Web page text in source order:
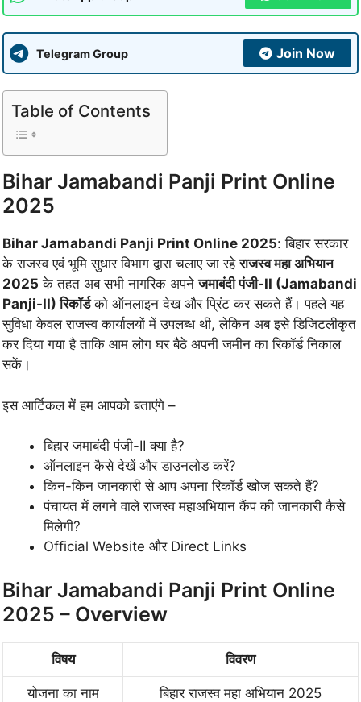
Telegram Group Join Now
Table of Contents
Bihar Jamabandi Panji Print Online
2025
Bihar Jamabandi Panji Print Online 2025: बिहार सरकार
के राजस्व एवं भूमि सुधार विभाग द्वारा चलाए जा रहेराजस्व महा अभियान
2025 के तहत अब सभी नागरिक अपनेजमाबंदी पंजी-II (Jamabandi
Panji-II) रिकॉर्डको ऑनलाइन देख और प्रिंट कर सकते हैं। पहले यह
सुविधा केवल राजस्व कार्यालयों में उपलब्ध थी, लेकिन अब इसे डिजिटलीकृत
कर दिया गया है ताकि आम लोग घर बैठे अपनी जमीन का रिकॉर्ड निकाल
सकें।
इस आर्टिकल में हम आपको बताएंगे –
बिहार जमाबंदी पंजी-II क्या है?
ऑनलाइन कैसे देखें और डाउनलोड करें?
किन-किन जानकारी से आप अपना रिकॉर्ड खोज सकते हैं?
पंचायत में लगने वाले राजस्व महाअभियान कैंप की जानकारी कैसे
मिलेगी?
Official Website और Direct Links
Bihar Jamabandi Panji Print Online
2025 – Overview
विषय विवरण
योजना का नाम बिहार राजस्व महा अभियान 2025